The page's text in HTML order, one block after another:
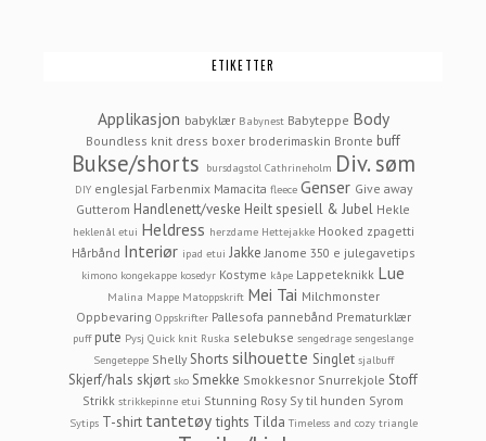
ETIKETTER
Applikasjon babyklær Babynest Babyteppe Body
Boundless knit dress boxer broderimaskin Bronte buff
Bukse/shorts bursdagstol Cathrineholm Div. søm
DIY englesjal Farbenmix Mamacita fleece Genser Give away
Gutterom Handlenett/veske Heilt spesiell & Jubel Hekle
heklenål etui Heldress herzdame Hettejakke Hooked zpagetti
Hårbånd Interiør ipad etui Jakke Janome 350 e julegavetips
kimono kongekappe kosedyr Kostyme kåpe Lappeteknikk Lue
Malina Mappe Matoppskrift Mei Tai Milchmonster
Oppbevaring Oppskrifter Pallesofa pannebånd Prematurklær
puff pute Pysj Quick knit Ruska selebukse sengedrage sengeslange
Sengeteppe Shelly Shorts silhouette Singlet sjalbuff
Skjerf/hals skjørt sko Smekke Smokkesnor Snurrekjole Stoff
Strikk strikkepinne etui Stunning Rosy Sy til hunden Syrom
Sytips T-shirt tantetøy tights Tilda Timeless and cozy triangle